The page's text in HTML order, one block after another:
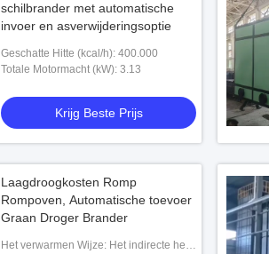
schilbrander met automatische
invoer en asverwijderingsoptie
Geschatte Hitte (kcal/h): 400.000
Totale Motormacht (kW): 3.13
Krijg Beste Prijs
Laagdroogkosten Romp
Rompoven, Automatische toevoer
Graan Droger Brander
Het verwarmen Wijze: Het indirecte hete